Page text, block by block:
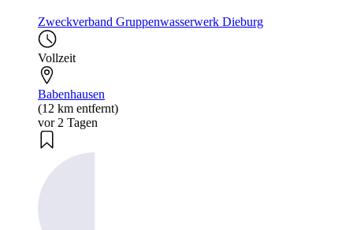
Zweckverband Gruppenwasserwerk Dieburg
Vollzeit
Babenhausen
(12 km entfernt)
vor 2 Tagen